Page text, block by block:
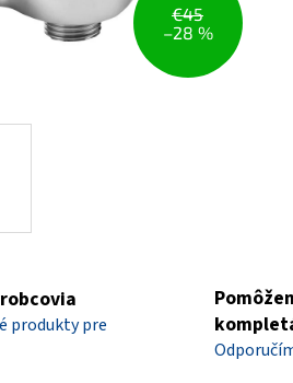
€45
–28 %
produkty pre